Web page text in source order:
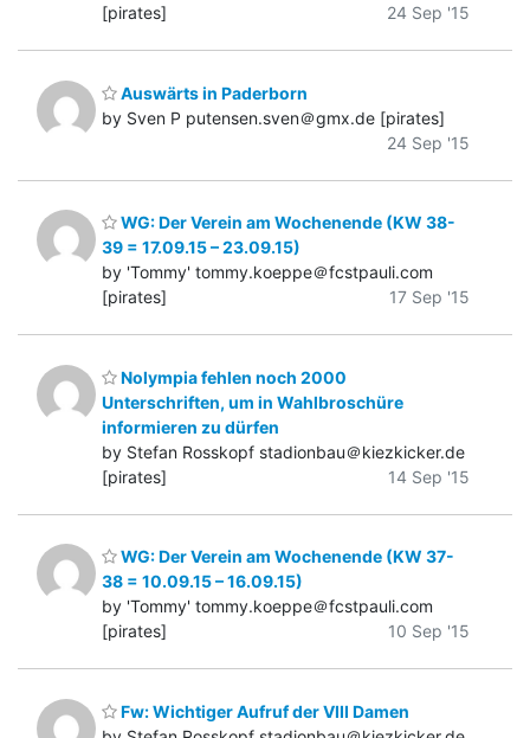
[pirates]
24 Sep '15
Auswärts in Paderborn
by Sven P putensen.sven＠gmx.de [pirates]
24 Sep '15
WG: Der Verein am Wochenende (KW 38-
39 = 17.09.15 – 23.09.15)
by 'Tommy' tommy.koeppe＠fcstpauli.com
[pirates]
17 Sep '15
Nolympia fehlen noch 2000
Unterschriften, um in Wahlbroschüre
informieren zu dürfen
by Stefan Rosskopf stadionbau＠kiezkicker.de
[pirates]
14 Sep '15
WG: Der Verein am Wochenende (KW 37-
38 = 10.09.15 – 16.09.15)
by 'Tommy' tommy.koeppe＠fcstpauli.com
[pirates]
10 Sep '15
Fw: Wichtiger Aufruf der VIII Damen